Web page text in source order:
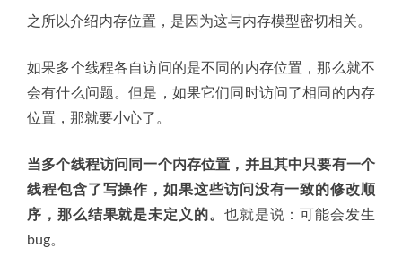
之所以介绍内存位置，是因为这与内存模型密切相关。
如果多个线程各自访问的是不同的内存位置，那么就不
会有什么问题。但是，如果它们同时访问了相同的内存
位置，那就要小心了。
当多个线程访问同一个内存位置，并且其中只要有一个
线程包含了写操作，如果这些访问没有一致的修改顺
序，那么结果就是未定义的。 也就是说：可能会发生
bug。